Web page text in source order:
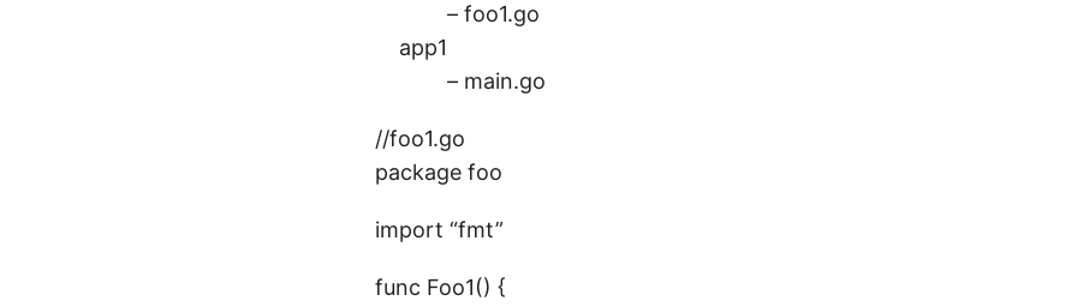
– foo1.go
app1
– main.go
//foo1.go
package foo
import “fmt”
func Foo1() {